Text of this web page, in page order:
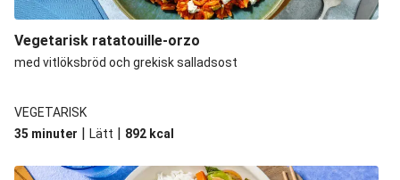
Vegetarisk ratatouille-orzo
med vitlöksbröd och grekisk salladsost
VEGETARISK
35 minuter | Lätt | 892 kcal